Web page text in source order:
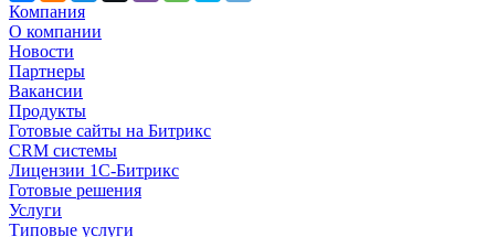
Компания
О компании
Новости
Партнеры
Вакансии
Продукты
Готовые сайты на Битрикс
CRM системы
Лицензии 1С-Битрикс
Готовые решения
Услуги
Типовые услуги